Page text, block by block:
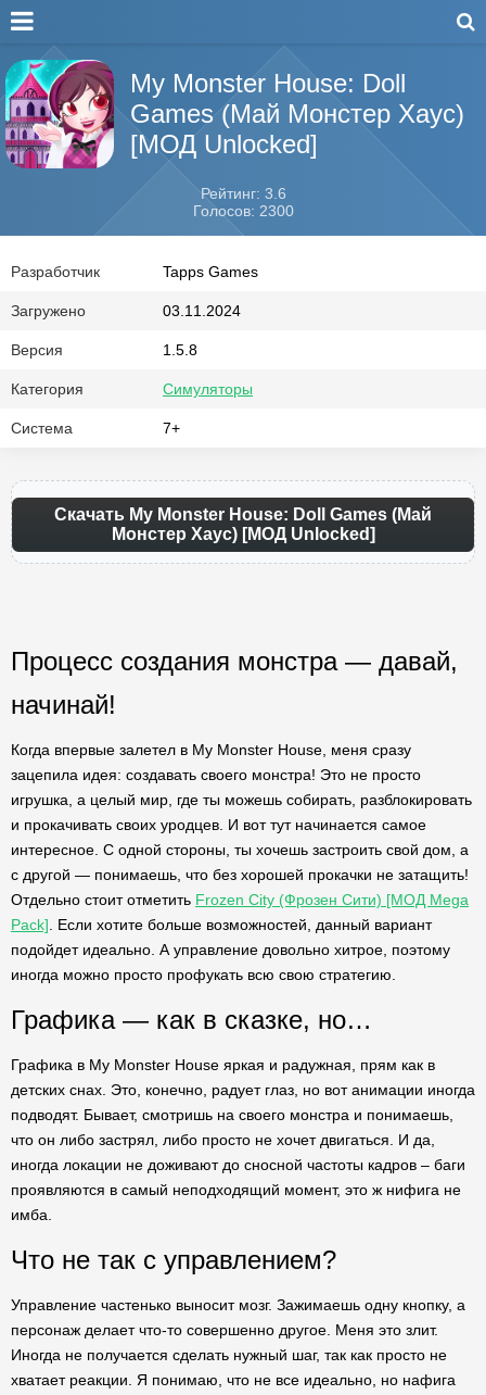
My Monster House: Doll
Games (Май Монстер Хаус)
[МОД Unlocked]
Рейтинг: 3.6
Голосов: 2300
Разработчик Tapps Games
Загружено 03.11.2024
Версия 1.5.8
Категория Симуляторы
Система 7+
Скачать My Monster House: Doll Games (Май
Монстер Хаус) [МОД Unlocked]
Процесс создания монстра — давай,
начинай!
Когда впервые залетел в My Monster House, меня сразу
зацепила идея: создавать своего монстра! Это не просто
игрушка, а целый мир, где ты можешь собирать, разблокировать
и прокачивать своих уродцев. И вот тут начинается самое
интересное. С одной стороны, ты хочешь застроить свой дом, а
с другой — понимаешь, что без хорошей прокачки не затащить!
Отдельно стоит отметить Frozen City (Фрозен Сити) [МОД Mega
Pack] . Если хотите больше возможностей, данный вариант
подойдет идеально. А управление довольно хитрое, поэтому
иногда можно просто профукать всю свою стратегию.
Графика — как в сказке, но…
Графика в My Monster House яркая и радужная, прям как в
детских снах. Это, конечно, радует глаз, но вот анимации иногда
подводят. Бывает, смотришь на своего монстра и понимаешь,
что он либо застрял, либо просто не хочет двигаться. И да,
иногда локации не доживают до сносной частоты кадров – баги
проявляются в самый неподходящий момент, это ж нифига не
имба.
Что не так с управлением?
Управление частенько выносит мозг. Зажимаешь одну кнопку, а
персонаж делает что-то совершенно другое. Меня это злит.
Иногда не получается сделать нужный шаг, так как просто не
хватает реакции. Я понимаю, что не все идеально, но нафига